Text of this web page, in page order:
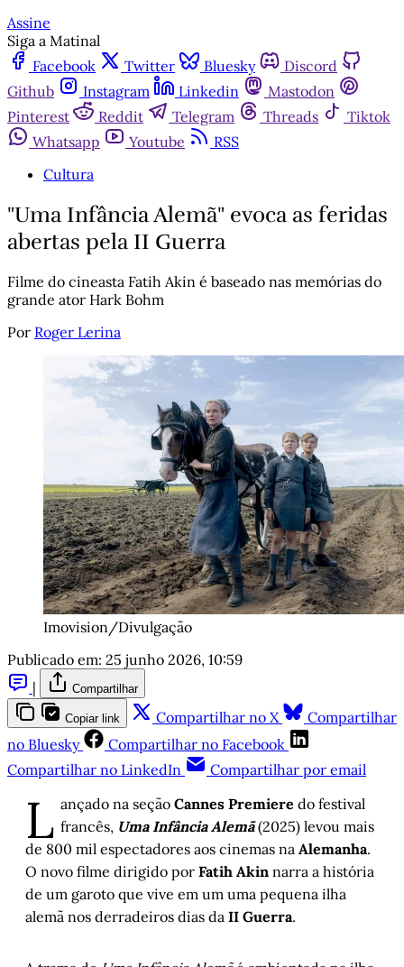
Assine
Siga a Matinal
Facebook
Twitter Bluesky
Discord
Github
Instagram Linkedin
Mastodon
Pinterest
Reddit Telegram Threads
Tiktok
Whatsapp
Youtube
RSS
Cultura
"Uma Infância Alemã" evoca as feridas
abertas pela II Guerra
Filme do cineasta Fatih Akin é baseado nas memórias do
grande ator Hark Bohm
Por Roger Lerina
Imovision/Divulgação
Publicado em: 25 junho 2026, 10:59
|
Compartilhar
Copiar link Compartilhar no X
Compartilhar
no Bluesky
Compartilhar no Facebook
Compartilhar no LinkedIn
Compartilhar por email
L ançado na seção Cannes Premiere do festival
francês, Uma Infância Alemã(2025) levou mais
de 800 mil espectadores aos cinemas na Alemanha.
O novo filme dirigido por Fatih Akin narra a história
de um garoto que vive em um uma pequena ilha
alemã nos derradeiros dias da II Guerra.